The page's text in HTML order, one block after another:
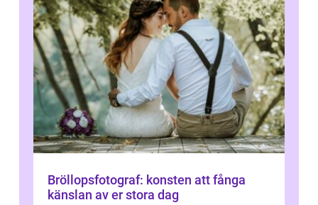
Bröllopsfotograf: konsten att fånga
känslan av er stora dag